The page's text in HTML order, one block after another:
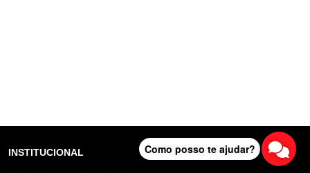
INSTITUCIONAL Como posso te ajudar?